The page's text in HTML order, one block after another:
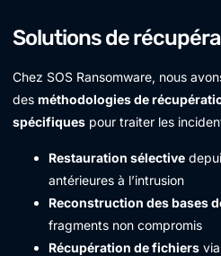
Solutions de
Chez SOS Ransomware, nous
des méthodologies de
spécifiques pour traiter les
Restauration sélective
antérieures à l’intrusion
Reconstruction des bases
fragments non compromis
Récupération de fichiers